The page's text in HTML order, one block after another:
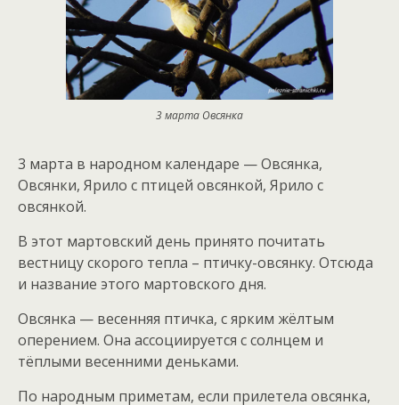
3 марта Овсянка
3 марта в народном календаре — Овсянка,
Овсянки, Ярило с птицей овсянкой, Ярило с
овсянкой.
В этот мартовский день принято почитать
вестницу скорого тепла – птичку-овсянку. Отсюда
и название этого мартовского дня.
Овсянка — весенняя птичка, с ярким жёлтым
оперением. Она ассоциируется с солнцем и
тёплыми весенними деньками.
По народным приметам, если прилетела овсянка,